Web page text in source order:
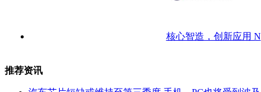
核心智造，创新应用 N
推荐资讯